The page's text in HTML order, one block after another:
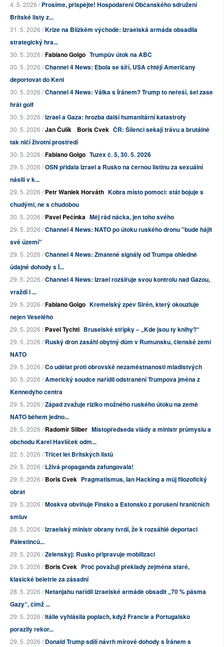
4. 5. 2026 /Prosíme, přispějte! Hospodaření Občanského sdružení
Britské listy z...
31. 5. 2026 /Krize na Blízkém východě: Izraelská armáda obsadila
strategický hra...
30. 5. 2026 /Fabiano Golgo Trumpův útok na ABC
30. 5. 2026 /Channel 4 News: Ebola se šíří, USA chtějí Američany
deportovat do Keni
30. 5. 2026 /Channel 4 News: Válka s Íránem? Trump to neřeší, šel zase
hrát golf
30. 5. 2026 /Izrael a Gaza: hrozba další humanitární katastrofy
30. 5. 2026 /Jan Čulík , Boris Cvek ČR: Šílenci sekají trávu a brutálně
tak ničí životní prostředí
30. 5. 2026 /Fabiano Golgo Tuzex č. 5, 30. 5. 2026
29. 5. 2026 /OSN přidala Izrael a Rusko na černou listinu za sexuální
násilí v k...
29. 5. 2026 /Petr Waniek Horváth Kobra místo pomoci: stát bojuje s
chudými, ne s chudobou
30. 5. 2026 /Pavel Pečínka Měj rád nácka, jen toho svého
29. 5. 2026 /Channel 4 News: NATO po útoku ruského dronu "bude hájit
své území"
29. 5. 2026 /Channel 4 News: Zmatené signály od Trumpa ohledně
údajné dohody s Í...
29. 5. 2026 /Channel 4 News: Izrael rozšiřuje svou kontrolu nad Gazou,
vraždí i ...
29. 5. 2026 /Fabiano Golgo Kremelský zpěv Sirén, který okouzluje
nejen Veselého
29. 5. 2026 /Pavel Tychtl Bruselské střípky – „Kde jsou ty knihy?“
29. 5. 2026 /Ruský dron zasáhl obytný dům v Rumunsku, členské zemi
NATO
29. 5. 2026 /Co udělat proti obrovské nezaměstnanosti mladistvých
30. 5. 2026 /Americký soudce nařídil odstranění Trumpova jména z
Kennedyho centra
29. 5. 2026 /Západ zvažuje riziko možného ruského útoku na země
NATO během jedno...
28. 5. 2026 /Radomír Silber Místopředseda vlády a ministr průmyslu a
obchodu Karel Havlíček odm...
22. 5. 2026 /Třicet let Britských listů
29. 5. 2026 /Lživá propaganda zafungovala!
29. 5. 2026 /Boris Cvek Pragmatismus, Ian Hacking a můj filozofický
obrat
29. 5. 2026 /Moskva obviňuje Finsko a Estonsko z porušení hraničních
smluv
28. 5. 2026 /Izraelský ministr obrany tvrdí, že k rozsáhlé deportaci
Palestinců...
29. 5. 2026 /Zelenskyj: Rusko připravuje mobilizaci
29. 5. 2026 /Boris Cvek Proč považuji překlady zejména staré,
klasické beletrie za zásadní
28. 5. 2026 /Netanjahu nařídil izraelské armádě obsadit „70 % pásma
Gazy“, čímž ...
29. 5. 2026 /Itálie vyhlásila poplach, když Francie a Portugalsko
porazily rekor...
29. 5. 2026 /Donald Trump sdílí návrh mírové dohody s Íránem s